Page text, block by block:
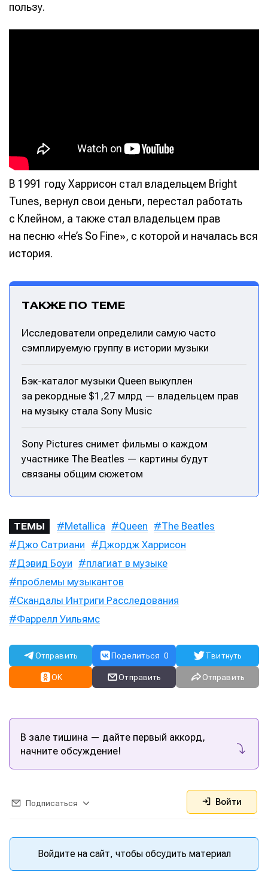
пользу.
В 1991 году Харрисон стал владельцем Bright
Tunes, вернул свои деньги, перестал работать
с Клейном, а также стал владельцем прав
на песню «He’s So Fine», с которой и началась вся
история.
ТАКЖЕ ПО ТЕМЕ
Исследователи определили самую часто
сэмплируемую группу в истории музыки
Бэк-каталог музыки Queen выкуплен
за рекордные $1,27 млрд — владельцем прав
на музыку стала Sony Music
Sony Pictures снимет фильмы о каждом
участнике The Beatles — картины будут
связаны общим сюжетом
ТЕМЫ Metallica Queen
The Beatles
Джо Сатриани
Джордж Харрисон
Дэвид Боуи
плагиат в музыке
проблемы музыкантов
Скандалы Интриги Расследования
Фаррелл Уильямс
Отправить Поделиться 0 Твитнуть
OK Отправить Отправить
В зале тишина — дайте первый аккорд,
начните обсуждение!
Подписаться Войти
Войдите на сайт, чтобы обсудить материал